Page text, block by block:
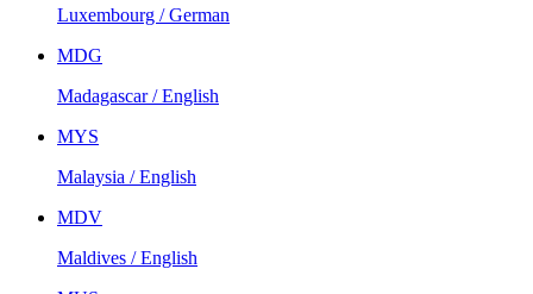
Luxembourg / German
MDG
Madagascar / English
MYS
Malaysia / English
MDV
Maldives / English